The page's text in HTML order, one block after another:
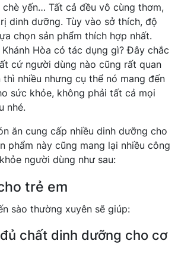
chè yến… Tất cả đều vô cùng thơm,
dinh dưỡng. Tùy vào sở thích, độ
chọn sản phẩm thích hợp nhất.
Hòa có tác dụng gì? Đây chắc
cứ người dùng nào cũng rất quan
nhiều nhưng cụ thể nó mang đến
sức khỏe, không phải tất cả mọi
nhé.
ăn cung cấp nhiều dinh dưỡng cho
phẩm này cũng mang lại nhiều công
người dùng như sau:
trẻ em
sào thường xuyên sẽ giúp:
chất dinh dưỡng cho cơ